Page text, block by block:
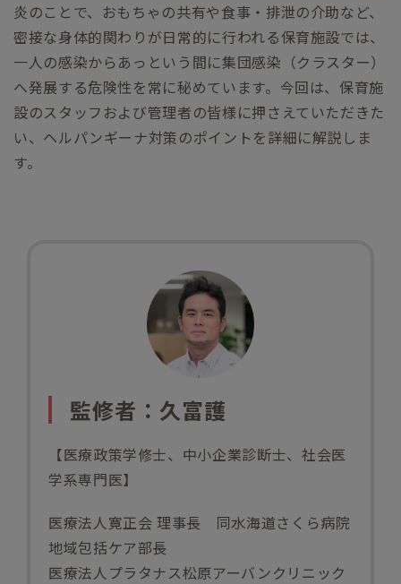
炎のことで、おもちゃの共有や食事・排泄の介助など、
密接な身体的関わりが日常的に行われる保育施設では、
一人の感染からあっという間に集団感染（クラスター）
へ発展する危険性を常に秘めています。今回は、保育施
設のスタッフおよび管理者の皆様に押さえていただきた
い、ヘルパンギーナ対策のポイントを詳細に解説しま
す。
監修者：久富護
【医療政策学修士、中小企業診断士、社会医
学系専門医】
医療法人寛正会 理事長 同水海道さくら病院
地域包括ケア部長
医療法人プラタナス松原アーバンクリニック